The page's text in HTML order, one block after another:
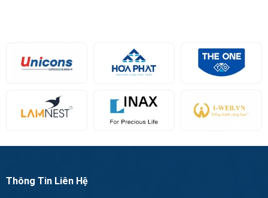
Thông Tin Liên Hệ